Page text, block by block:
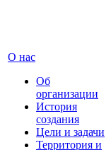
О нас
Об
организации
История
создания
Цели и задачи
Территория и